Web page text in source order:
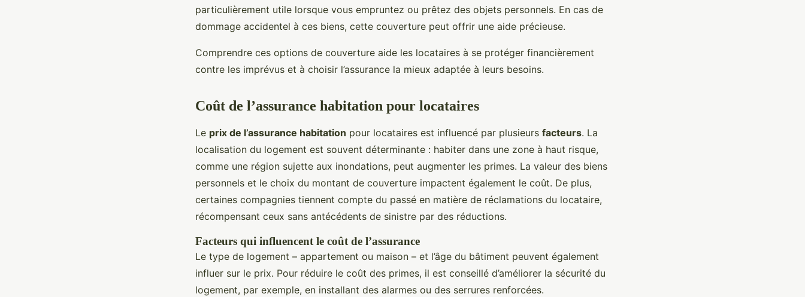
particulièrement utile lorsque vous empruntez ou prêtez des objets personnels. En cas de
dommage accidentel à ces biens, cette couverture peut offrir une aide précieuse.
Comprendre ces options de couverture aide les locataires à se protéger financièrement
contre les imprévus et à choisir l’assurance la mieux adaptée à leurs besoins.
Coût de l’assurance habitation pour locataires
Le prix de l’assurance habitation pour locataires est influencé par plusieurs facteurs. La
localisation du logement est souvent déterminante : habiter dans une zone à haut risque,
comme une région sujette aux inondations, peut augmenter les primes. La valeur des biens
personnels et le choix du montant de couverture impactent également le coût. De plus,
certaines compagnies tiennent compte du passé en matière de réclamations du locataire,
récompensant ceux sans antécédents de sinistre par des réductions.
Facteurs qui influencent le coût de l’assurance
Le type de logement – appartement ou maison – et l’âge du bâtiment peuvent également
influer sur le prix. Pour réduire le coût des primes, il est conseillé d’améliorer la sécurité du
logement, par exemple, en installant des alarmes ou des serrures renforcées.